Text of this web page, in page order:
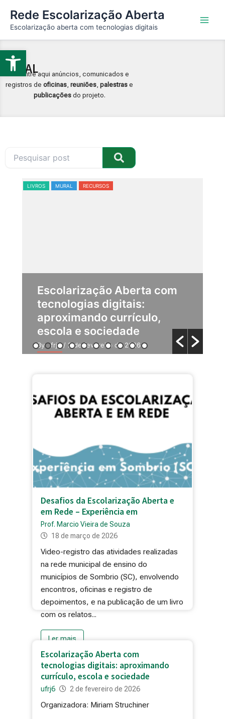
Abrir a barra de ferramentas
para
conteúdo
Rede Escolarização Aberta
Escolarização aberta com tecnologias digitais
MURAL
Encontre aqui anúncios, comunicados e
registros de oficinas, reuniões, palestras e
publicaçõesdo projeto.
LIVROS MURAL RECURSOS
Escolarização Aberta com
tecnologias digitais:
aproximando currículo,
escola e sociedade
By ufrj6/ 2 de fevereiro de 2026
Desafios da Escolarização Aberta e
em Rede – Experiência em
Prof. Marcio Vieira de Souza
18 de março de 2026
Video-registro das atividades realizadas
na rede municipal de ensino do
municípios de Sombrio (SC), envolvendo
encontros, oficinas e registro de
depoimentos, e na publicação de um livro
com os relatos...
Ler mais
Escolarização Aberta com
tecnologias digitais: aproximando
currículo, escola e sociedade
ufrj6 2 de fevereiro de 2026
Organizadora: Miriam Struchiner